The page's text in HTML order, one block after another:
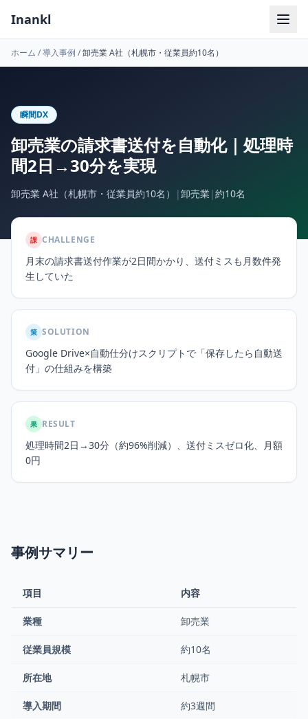
Inankl
ホーム /導入事例 /卸売業 A社（札幌市・従業員約10名）
瞬間DX
卸売業の請求書送付を自動化｜処理時
間2日→30分を実現
卸売業 A社（札幌市・従業員約10名） |卸売業|約10名
課 CHALLENGE
月末の請求書送付作業が2日間かかり、送付ミスも月数件発
生していた
策 SOLUTION
Google Drive×自動仕分けスクリプトで「保存したら自動送
付」の仕組みを構築
果 RESULT
処理時間2日→30分（約96%削減）、送付ミスゼロ化、月額
0円
事例サマリー
項目 内容
業種 卸売業
従業員規模 約10名
所在地 札幌市
導入期間 約3週間